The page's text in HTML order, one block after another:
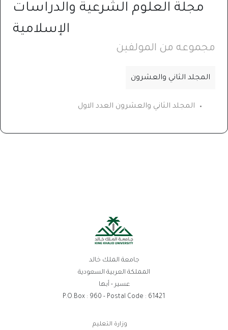
مجلة العلوم الشرعية والدراسات
الإسلامية
مجموعه من المولفين
المجلد الثاني والعشرون
المجلد الثاني والعشرون العدد الاول
جامعة الملك خالد
المملكة العربية السعودية
عسير - أبها
P.O.Box : 960 - Postal Code : 61421
وزارة التعليم